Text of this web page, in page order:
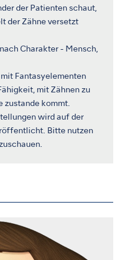
der Patienten schaut,
der Zähne versetzt
Charakter - Mensch,
Fantasyelementen
mit Zähnen zu
zustande kommt.
wird auf der
Bitte nutzen